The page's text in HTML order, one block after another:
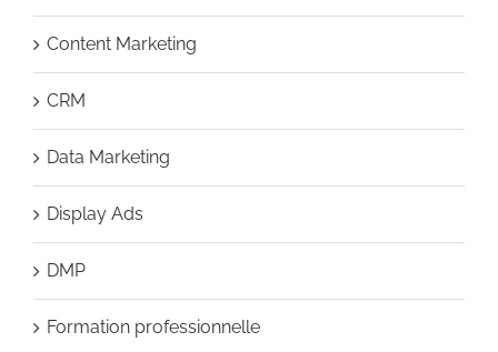
Content Marketing
CRM
Data Marketing
Display Ads
DMP
Formation professionnelle